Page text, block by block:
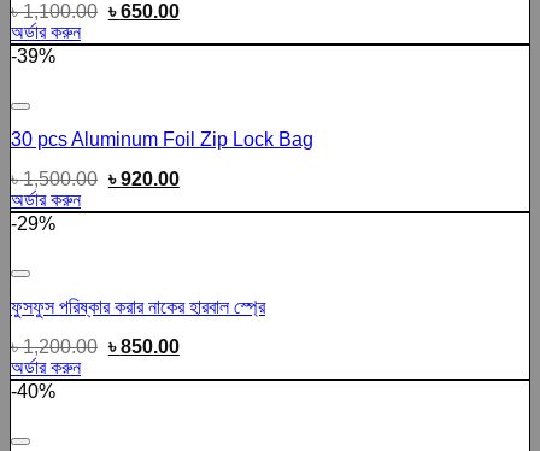
৳1,100.00 ৳650.00
অর্ডার করুন
-39%
30 pcs Aluminum Foil Zip Lock Bag
৳1,500.00 ৳920.00
অর্ডার করুন
-29%
ফুসফুস পরিষ্কার করার নাকের হারবাল স্প্রে
৳1,200.00 ৳850.00
অর্ডার করুন
-40%